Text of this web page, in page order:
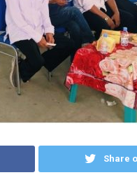
Share